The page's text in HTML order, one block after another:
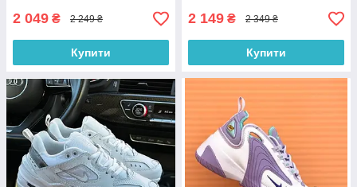
2 049 ₴ 2 249 ₴
Купити
2 149 ₴ 2 349 ₴
Купити